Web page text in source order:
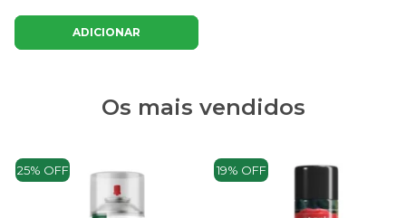
ADICIONAR
Os mais vendidos
25% OFF 19% OFF